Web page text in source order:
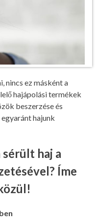
nincs ez másként a
hajápolási termékek
beszerzése és
hajunk
haj a
Íme